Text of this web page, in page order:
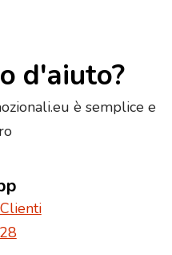
d'aiuto?
è semplice e